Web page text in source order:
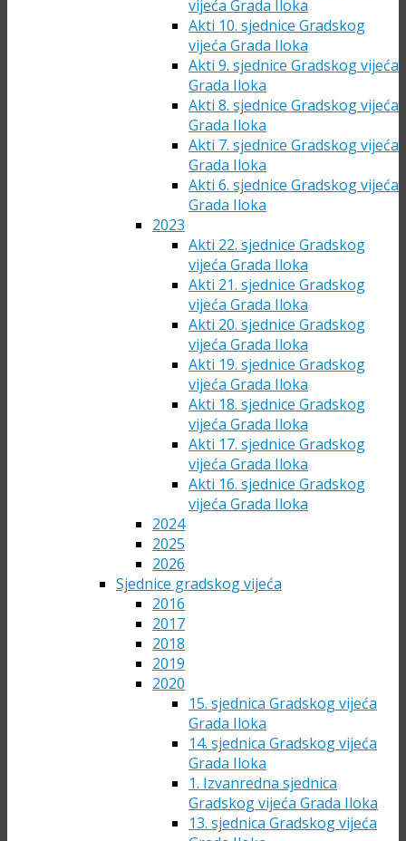
vijeća Grada Iloka
Akti 10. sjednice Gradskog
vijeća Grada Iloka
Akti 9. sjednice Gradskog vijeća
Grada Iloka
Akti 8. sjednice Gradskog vijeća
Grada Iloka
Akti 7. sjednice Gradskog vijeća
Grada Iloka
Akti 6. sjednice Gradskog vijeća
Grada Iloka
2023
Akti 22. sjednice Gradskog
vijeća Grada Iloka
Akti 21. sjednice Gradskog
vijeća Grada Iloka
Akti 20. sjednice Gradskog
vijeća Grada Iloka
Akti 19. sjednice Gradskog
vijeća Grada Iloka
Akti 18. sjednice Gradskog
vijeća Grada Iloka
Akti 17. sjednice Gradskog
vijeća Grada Iloka
Akti 16. sjednice Gradskog
vijeća Grada Iloka
2024
2025
2026
Sjednice gradskog vijeća
2016
2017
2018
2019
2020
15. sjednica Gradskog vijeća
Grada Iloka
14. sjednica Gradskog vijeća
Grada Iloka
1. Izvanredna sjednica
Gradskog vijeća Grada Iloka
13. sjednica Gradskog vijeća